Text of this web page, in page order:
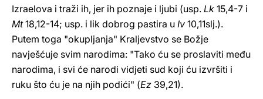
Izraelova i traži ih, jer ih poznaje i ljubi (usp. Lk 15,4-7 i
Mt18,12-14; usp. i lik dobrog pastira u Iv 10,11slj.).
Putem toga "okupljanja" Kraljevstvo se Božje
navješćuje svim narodima: "Tako ću se proslaviti među
narodima, i svi će narodi vidjeti sud koji ću izvršiti i
ruku što ću je na njih podići" (Ez 39,21).